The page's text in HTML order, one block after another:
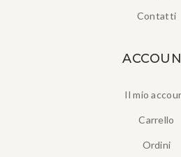
Contatti
Il mio
Carrello
Ordini